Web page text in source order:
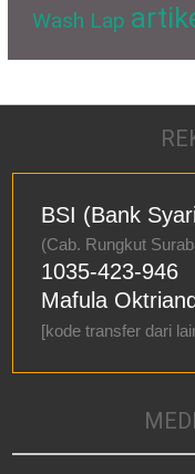
Wash Lap
BSI (Bank
(Cab. Rungkut
1035-423-946
Mafula
[kode transfer dari